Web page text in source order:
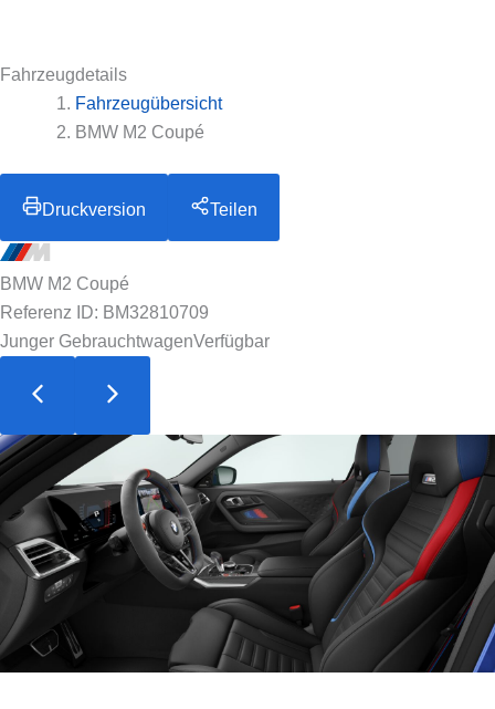
Fahrzeugdetails
Fahrzeugübersicht
BMW M2 Coupé
Druckversion Teilen
BMW M2 Coupé
Referenz ID: BM32810709
Junger GebrauchtwagenVerfügbar